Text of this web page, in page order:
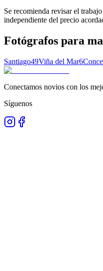
Se recomienda revisar el
independiente del precio
Fotógrafos para
Santiago49Viña del Mar6
Conectamos novios con los
Síguenos